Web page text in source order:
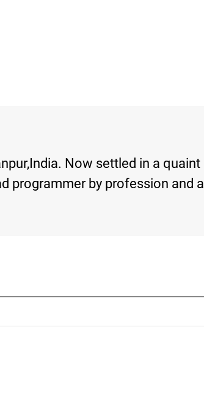
Now settled in a quaint
programmer by profession and a